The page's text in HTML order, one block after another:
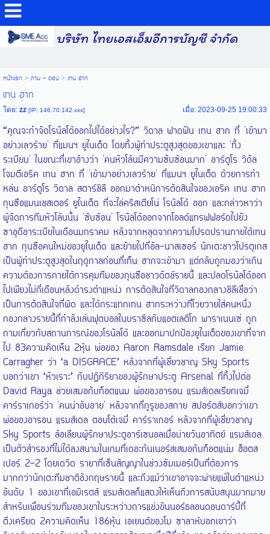
บริษัท ไทยเอสเอ็มอีการบัญชี จำกัด
หน้าแรก> ถาม - ตอบ> เทน ฮาก
เทน ฮาก
โดย:zz [IP: 146.70.142.xxx] เมื่อ: 2023-09-25 19:00:33
“คุณจะกำจัดโรนัลโด้ออกไปได้อย่างไร?” วิดาล ฟาดฟัน เทน ฮาก ที่ 'เข้ามา
อย่างเลวร้าย' ที่แมนฯ ยูไนเต็ด โดยทิ้งผู้ทำประตูสูงสุดของเขาและ 'ทิ้ง
ระเบียบ' ในขณะที่เขาอ้างว่า 'คนหัวโล้นมีความซับซ้อนมาก' อาร์ตูโร วิดัล
โจมตีเอริค เทน ฮาก ที่ 'เข้ามาอย่างเลวร้าย' ที่แมนฯ ยูไนเต็ด ด้วยการทำ
หล่น อาร์ตูโร วิดาล สตาร์ชิลี ออกมาตำหนิการตัดสินใจของเอริค เทน ฮาก
กุนซือแมนเชสเตอร์ ยูไนเต็ด ที่จะไล่คริสเตียโน่ โรนัลโด้ ออก และกล่าวหาว่า
ผู้จัดการทีมหัวโล้นนั้น 'ซับซ้อน' โรนัลโด้ออกจากโอลด์แทรฟฟอร์ดไปยัง
ซาอุดีอาระเบียในเดือนมกราคม หลังจากหลุดจากความโปรดปรานภายใต้เทน
ฮาก กุนซือคนใหม่ของยูไนเต็ด และย้ายไปที่อัล-นาสเซอร์ นักเตะชาวโปรตุเกส
เป็นผู้ทำประตูสูงสุดในฤดูกาลก่อนที่เท็น ฮากจะเข้ามา แต่กลับถูกมองว่าเกิน
ความต้องการภายใต้การคุมทีมของกุนซือชาวดัตช์รายนี้ และปลดโรนัลโด้ออก
ไปเพียงไม่กี่เดือนหลังดำรงตำแหน่ง การตัดสินใจที่วิดาลกองกลางชิลีเชื่อว่า
เป็นการตัดสินใจที่ผิด และได้กระแทกเทน ฮากระหว่างที่โวยวายใส่คนหนึ่ง
กองกลางรายนี้ที่กำลังเล่นฟุตบอลในบราซิลกับแอตเลติโก พาราเนนเซ่ ถูก
ถามเกี่ยวกับสถานการณ์ของโรนัลโด้ และออกมาปกป้องยูไนเต็ดของเขาที่จาก
ไป 83ความคิดเห็น 2หุ้น พ่อของ Aaron Ramsdale เรียก Jamie
Carragher ว่า ‘a DISGRACE’ หลังจากที่ผู้เชี่ยวชาญ Sky Sports
บอกว่าเขา ‘หัวเราะ’ กับปฏิกิริยาของผู้รักษาประตู Arsenal ที่ทิ้งไปต่อ
David Raya ช่วยเสมอกับท็อตแนม พ่อของอารอน แรมส์เดลเรียกเจมี่
คาร์ราเกอร์ว่า 'คนน่าอับอาย' หลังจากที่กูรูของสกาย สปอร์ตส์บอกว่าเขา
พ่อของอารอน แรมส์เดล ตอบโต้เจมี่ คาร์ราเกอร์ หลังจากที่ผู้เชี่ยวชาญ
Sky Sports ล้อเลียนผู้รักษาประตูอาร์เซนอลเมื่อบ่ายวันอาทิตย์ แรมส์เดล
เป็นตัวสำรองที่ไม่ได้ลงสนามในเกมที่เดอะกันเนอร์สเสมอกับท็อตแน่ม ฮ็อตส
เปอร์ 2-2 โดยเดวิด รายาที่เซ็นสัญญาในช่วงซัมเมอร์เป็นที่ต้องการ
มากกว่านักเตะทีมชาติอังกฤษรายนี้ และถึงแม้ว่าเขาอาจจะพ่ายแพ้ในตำแหน่ง
อันดับ 1 ของเขาที่เอมิเรตส์ แรมส์เดลก็แสดงให้เห็นถึงการสนับสนุนมากมาย
สำหรับเพื่อนร่วมทีมของเขาในระหว่างการแข่งขันนอร์ธลอนดอนดาร์บี้ที่
ตึงเครียด 2ความคิดเห็น 186หุ้น เอเยนต์ของโม ซาลาห์บอกเขาว่า